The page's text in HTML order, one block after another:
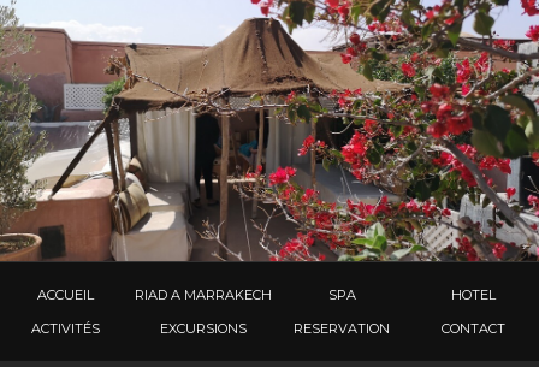
ACCUEIL RIAD A MARRAKECH SPA
HOTEL
ACTIVITÉS
EXCURSIONS RESERVATION CONTACT